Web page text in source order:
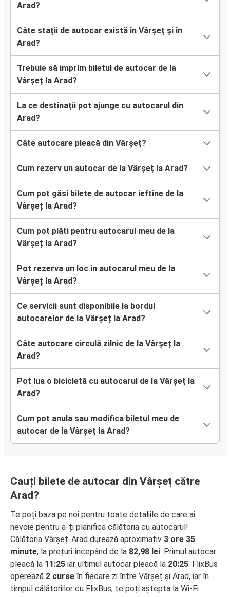
Arad?
Câte stații de autocar există în Vârșeț și în
Arad?
Trebuie să imprim biletul de autocar de la
Vârșeț la Arad?
La ce destinații pot ajunge cu autocarul din
Arad?
Câte autocare pleacă din Vârșeț?
Cum rezerv un autocar de la Vârșeț la Arad?
Cum pot găsi bilete de autocar ieftine de la
Vârșeț la Arad?
Cum pot plăti pentru autocarul meu de la
Vârșeț la Arad?
Pot rezerva un loc în autocarul meu de la
Vârșeț la Arad?
Ce servicii sunt disponibile la bordul
autocarelor de la Vârșeț la Arad?
Câte autocare circulă zilnic de la Vârșeț la
Arad?
Pot lua o bicicletă cu autocarul de la Vârșeț la
Arad?
Cum pot anula sau modifica biletul meu de
autocar de la Vârșeț la Arad?
Cauți bilete de autocar din Vârșeț către
Arad?
Te poți baza pe noi pentru toate detaliile de care ai
nevoie pentru a-ți planifica călătoria cu autocarul!
Călătoria Vârșeț-Arad durează aproximativ 3 ore 35
minute, la prețuri începând de la 82,98 lei. Primul autocar
pleacă la 11:25 iar ultimul autocar pleacă la 20:25. FlixBus
operează 2 curse în fiecare zi între Vârșeț și Arad, iar în
timpul călătoriilor cu FlixBus, te poți aștepta la Wi-Fi